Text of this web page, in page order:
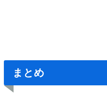
まとめ